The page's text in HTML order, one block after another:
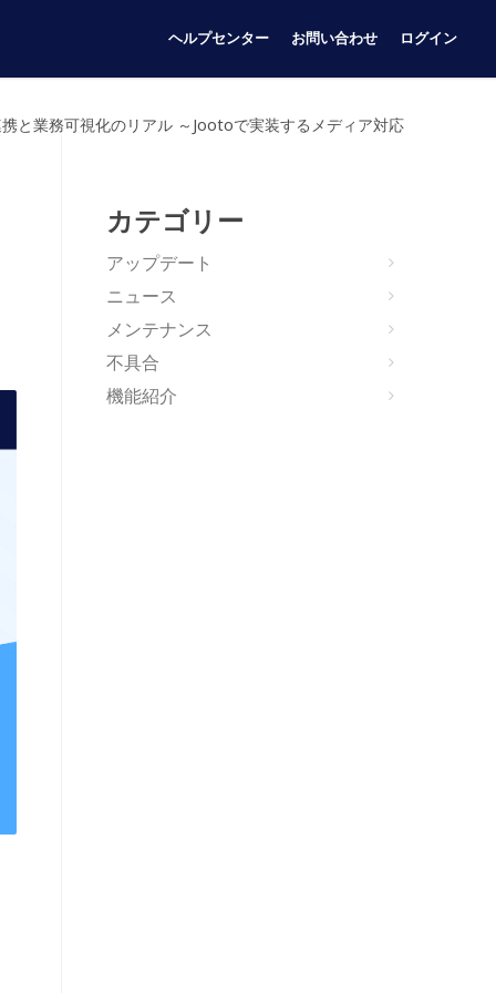
ヘルプセンター お問い合わせ ログイン
と業務可視化のリアル ～Jootoで実装するメディア対応
カテゴリー
アップデート
ニュース
メンテナンス
不具合
機能紹介